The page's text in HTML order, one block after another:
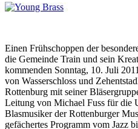
Einen Frühschoppen der
die Gemeinde Train und sein
kommenden Sonntag, 10. Juli
von Wasserschloss und
Rottenburg mit seiner
Leitung von Michael Fuss für die
Blasmusiker der Rottenburger
gefächertes Programm vom Jazz